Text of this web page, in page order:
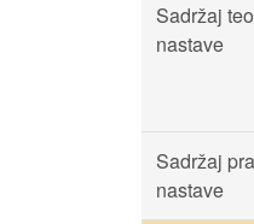
Sadržaj
nastave
Sadržaj
nastave